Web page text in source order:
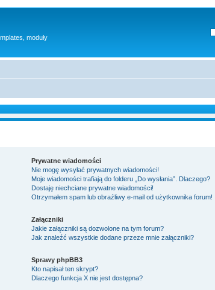
moduły
Prywatne wiadomości
Nie mogę wysyłać prywatnych wiadomości!
Moje wiadomości trafiają do folderu „Do wysłania”. Dlaczego?
Dostaję niechciane prywatne wiadomości!
Otrzymałem spam lub obraźliwy e-mail od użytkownika forum!
Załączniki
Jakie załączniki są dozwolone na tym forum?
Jak znaleźć wszystkie dodane przeze mnie załączniki?
Sprawy phpBB3
Kto napisał ten skrypt?
Dlaczego funkcja X nie jest dostępna?